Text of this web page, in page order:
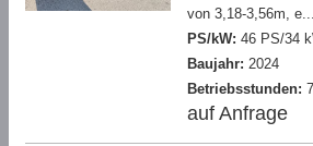
von 3,18-3,56m, e...
PS/kW: 46 PS/34
Baujahr: 2024
Betriebsstunden:
auf Anfrage